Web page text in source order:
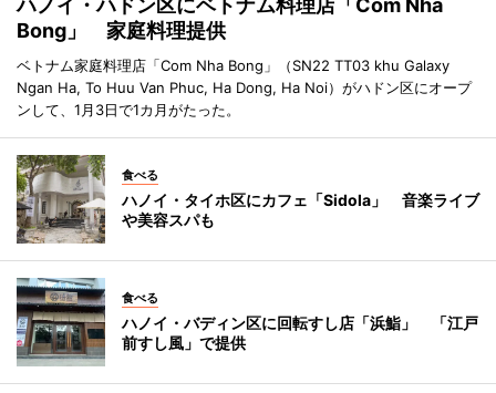
Bong」 家庭料理提供
ベトナム家庭料理店「Com Nha Bong」（SN22 TT03 khu Galaxy
Ngan Ha, To Huu Van Phuc, Ha Dong, Ha Noi）がハドン区にオープ
ンして、1月3日で1カ月がたった。
食べる
ハノイ・タイホ区にカフェ「Sidola」 音楽ライブ
や美容スパも
食べる
ハノイ・バディン区に回転すし店「浜鮨」 「江戸
前すし風」で提供